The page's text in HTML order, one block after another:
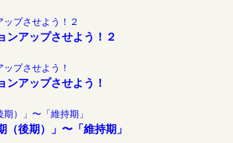
ンアップさせよう！２
ンアップさせよう！
後期）」〜「維持期」